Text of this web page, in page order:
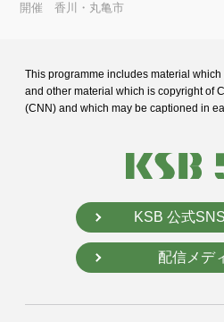
開催 香川・丸亀市
This programme includes material
and other material which is copyright of
(CNN) and which may be captioned in
KSB 公式
配信メデ